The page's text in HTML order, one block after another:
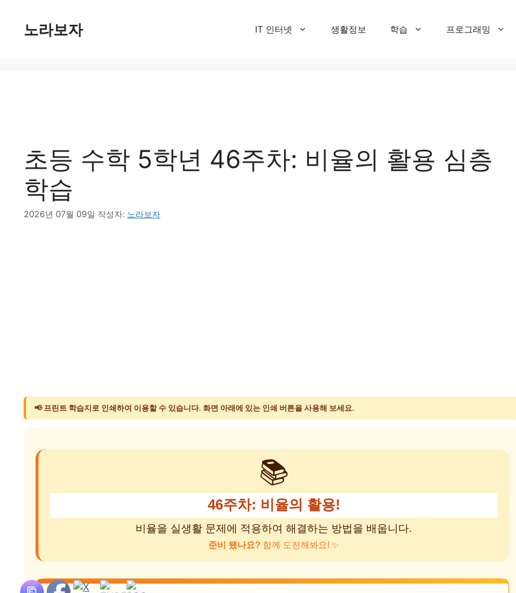
노라보자 IT 인터넷 생활정보 학습 프로그래밍
초등 수학 5학년 46주차: 비율의 활용 심층
학습
2026년 07월 09일 작성자: 노라보자
📢 프린트 학습지로 인쇄하여 이용할 수 있습니다. 화면 아래에 있는 인쇄 버튼을 사용해 보세요.
📚
46주차: 비율의 활용!
비율을 실생활 문제에 적용하여 해결하는 방법을 배웁니다.
준비 됐나요? 함께 도전해봐요! ✨